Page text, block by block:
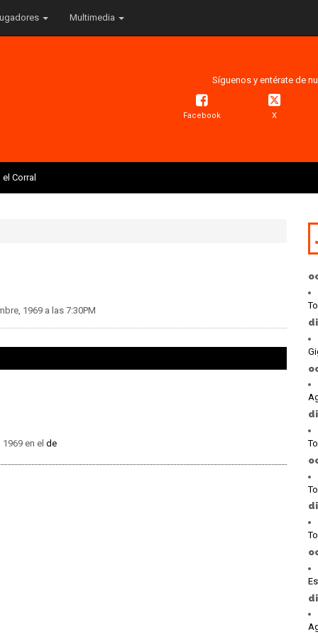
Multimedia
Síguenos y entérate de
Facebook X
Corral
1969 a las 7:30PM
en el de